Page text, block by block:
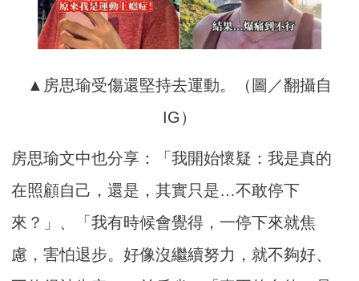
▲房思瑜受傷還堅持去運動。（圖／翻攝自
IG）
房思瑜文中也分享：「我開始懷疑：我是真的
在照顧自己，還是，其實只是…不敢停下
來？」、「我有時候會覺得，一停下來就焦
慮，害怕退步。好像沒繼續努力，就不夠好、